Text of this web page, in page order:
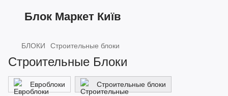
Блок Маркет Київ
БЛОКИ Строительные блоки
Строительные Блоки
Евроблоки Строительные блоки